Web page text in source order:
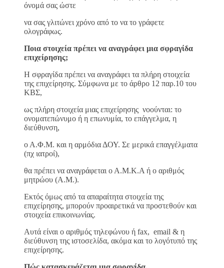
όνομά σας ώστε
να σας γλιτώνει χρόνο από το να το γράφετε
ολογράφως.
Ποια στοιχεία πρέπει να αναγράφει μια σφραγίδα
επιχείρησης;
Η σφραγίδα πρέπει να αναγράφει τα πλήρη στοιχεία
της επιχείρησης. Σύμφωνα με το άρθρο 12 παρ.10 του
ΚΒΣ,
ως πλήρη στοιχεία μιας επιχείρησης νοούνται: το
ονοματεπώνυμο ή η επωνυμία, το επάγγελμα, η
διεύθυνση,
ο Α.Φ.Μ. και η αρμόδια ΔΟΥ. Σε μερικά επαγγέλματα
(πχ ιατροί),
θα πρέπει να αναγράφεται ο Α.Μ.Κ.Α ή ο αριθμός
μητρώου (Α.Μ.).
Εκτός όμως από τα απαραίτητα στοιχεία της
επιχείρησης, μπορούν προαιρετικά να προστεθούν και
στοιχεία επικοινωνίας.
Αυτά είναι ο αριθμός τηλεφώνου ή fax, email & η
διεύθυνση της ιστοσελίδα, ακόμα και το λογότυπό της
επιχείρησης.